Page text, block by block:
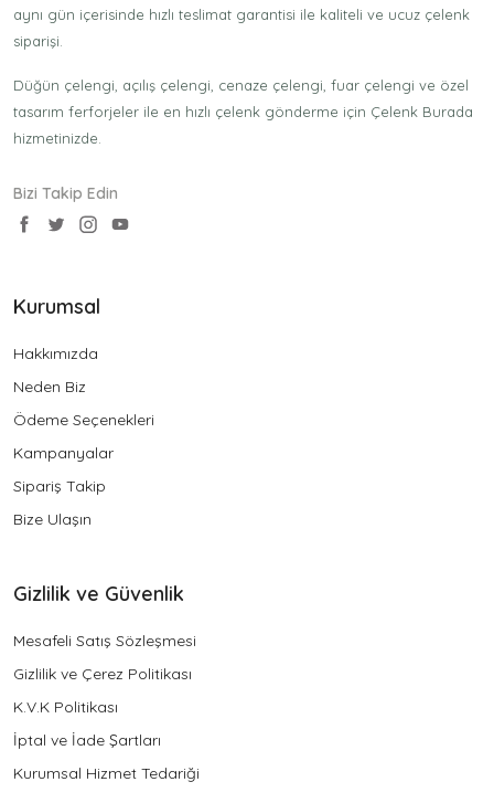
aynı gün içerisinde hızlı teslimat garantisi ile kaliteli ve ucuz çelenk
siparişi.
Düğün çelengi, açılış çelengi, cenaze çelengi, fuar çelengi ve özel
tasarım ferforjeler ile en hızlı çelenk gönderme için Çelenk Burada
hizmetinizde.
Bizi Takip Edin
Kurumsal
Hakkımızda
Neden Biz
Ödeme Seçenekleri
Kampanyalar
Sipariş Takip
Bize Ulaşın
Gizlilik ve Güvenlik
Mesafeli Satış Sözleşmesi
Gizlilik ve Çerez Politikası
K.V.K Politikası
İptal ve İade Şartları
Kurumsal Hizmet Tedariği